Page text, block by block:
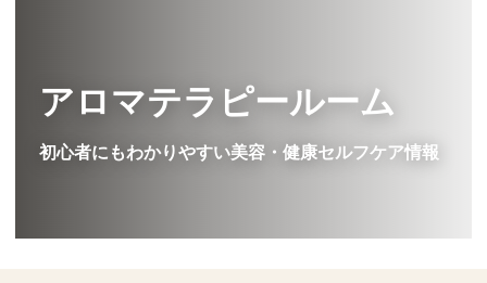
アロマテラピールーム
初心者にもわかりやすい美容・健康セルフケア情報